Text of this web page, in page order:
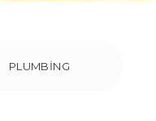
PLUMBING